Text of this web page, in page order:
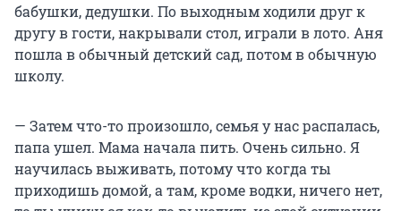
бабушки, дедушки. По выходным ходили друг к
другу в гости, накрывали стол, играли в лото. Аня
пошла в обычный детский сад, потом в обычную
школу.
— Затем что-то произошло, семья у нас распалась,
папа ушел. Мама начала пить. Очень сильно. Я
научилась выживать, потому что когда ты
приходишь домой, а там, кроме водки, ничего нет,